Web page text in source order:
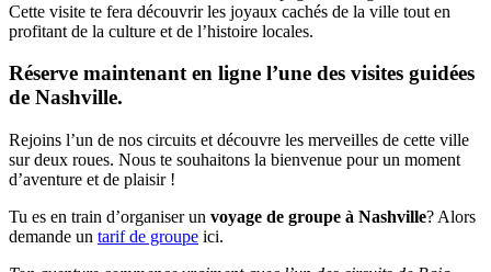
Cette visite te fera découvrir les joyaux cachés de la ville tout en
profitant de la culture et de l’histoire locales.
Réserve maintenant en ligne l’une des visites guidées
de Nashville.
Rejoins l’un de nos circuits et découvre les merveilles de cette ville
sur deux roues. Nous te souhaitons la bienvenue pour un moment
d’aventure et de plaisir !
Tu es en train d’organiser un voyage de groupe à Nashville? Alors
demande un tarif de groupe ici.